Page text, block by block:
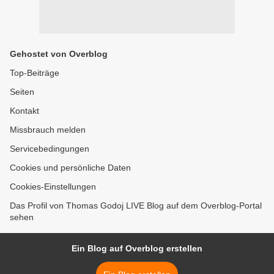
Gehostet von Overblog
Top-Beiträge
Seiten
Kontakt
Missbrauch melden
Servicebedingungen
Cookies und persönliche Daten
Cookies-Einstellungen
Das Profil von Thomas Godoj LIVE Blog auf dem Overblog-Portal
sehen
Ein Blog auf Overblog erstellen